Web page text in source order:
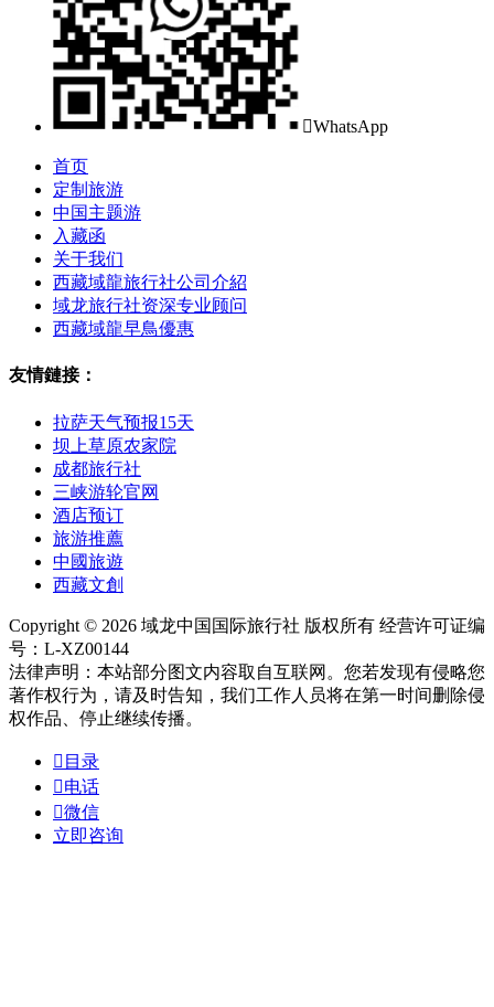
WhatsApp
首页
定制旅游
中国主题游
入藏函
关于我们
西藏域龍旅行社公司介紹
域龙旅行社资深专业顾问
西藏域龍早鳥優惠
友情鏈接：
拉萨天气预报15天
坝上草原农家院
成都旅行社
三峡游轮官网
酒店预订
旅游推薦
中國旅遊
西藏文創
Copyright © 2026 域龙中国国际旅行社 版权所有 经营许可证编
号：L-XZ00144
法律声明：本站部分图文内容取自互联网。您若发现有侵略您
著作权行为，请及时告知，我们工作人员将在第一时间删除侵
权作品、停止继续传播。
 目录
电话
微信
立即咨询